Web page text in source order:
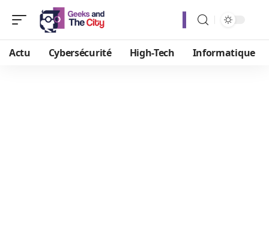
Actu Cybersécurité High-Tech Informatique